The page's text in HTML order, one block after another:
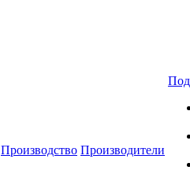
Производство Производители